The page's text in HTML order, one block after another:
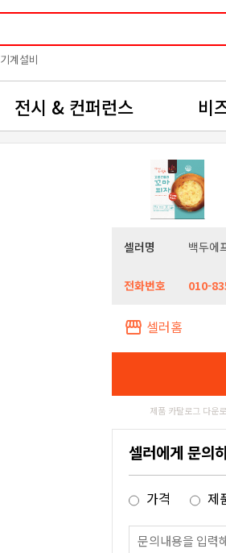
기계설비
전시 & 컨퍼런스 비
셀러명 백두에
전화번호 010-
storefront 셀러홈
제품 카탈로그 다운
셀러에게 문의
가격 제